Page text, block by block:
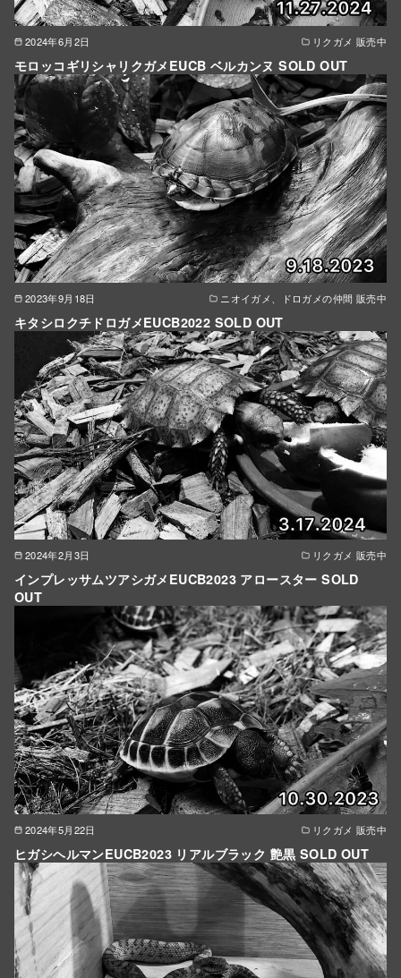
2024年6月2日 リクガメ 販売中
モロッコギリシャリクガメEUCB ベルカンヌ SOLD OUT
2023年9月18日 ニオイガメ、ドロガメの仲間 販売中
キタシロクチドロガメEUCB2022 SOLD OUT
2024年2月3日 リクガメ 販売中
インプレッサムツアシガメEUCB2023 アロースター SOLD
OUT
2024年5月22日 リクガメ 販売中
ヒガシヘルマンEUCB2023 リアルブラック 艶黒 SOLD OUT